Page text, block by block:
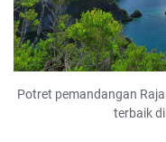
Potret pemandangan
terbaik